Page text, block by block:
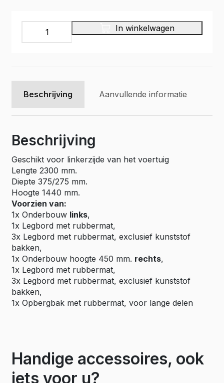
INFINITY
Bedrijfswageninrichting,
aantal
In winkelwagen
Beschrijving Aanvullende informatie
Beschrijving
Geschikt voor linkerzijde van het voertuig
Lengte 2300 mm.
Diepte 375/275 mm.
Hoogte 1440 mm.
Voorzien van:
1x Onderbouw links,
1x Legbord met rubbermat,
3x Legbord met rubbermat, exclusief kunststof
bakken,
1x Onderbouw hoogte 450 mm. rechts,
1x Legbord met rubbermat,
3x Legbord met rubbermat, exclusief kunststof
bakken,
1x Opbergbak met rubbermat, voor lange delen
Handige accessoires, ook
iets voor u?